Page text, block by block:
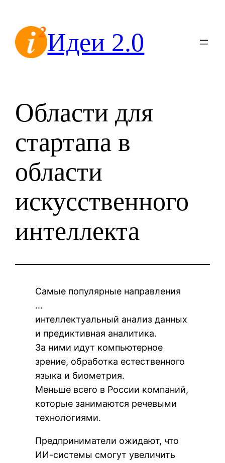
содержимомуИдеи 2.0
Области для
стартапа в
области
искусственного
интеллекта
Самые популярные направления
…
интеллектуальный анализ данных
и предиктивная аналитика.
За ними идут компьютерное
зрение, обработка естественного
языка и биометрия.
Меньше всего в России компаний,
которые занимаются речевыми
технологиями.
Предприниматели ожидают, что
ИИ-системы смогут увеличить